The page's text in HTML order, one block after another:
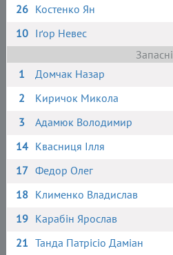
26 Костенко Ян
10 Іґор Невес
Запасні
1
Домчак Назар
2
Киричок Микола
3
Адамюк Володимир
14 Квасниця Ілля
17 Федор Олег
18 Клименко Владислав
19 Карабін Ярослав
21 Танда Патрісіо Даміан